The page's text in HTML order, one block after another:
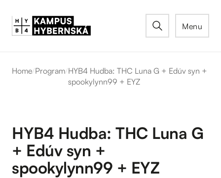
Menu
Home/Program/HYB4 Hudba: THC Luna G + Edúv syn +
spookylynn99 + EYZ
HYB4 Hudba: THC Luna G
+ Edúv syn +
spookylynn99 + EYZ